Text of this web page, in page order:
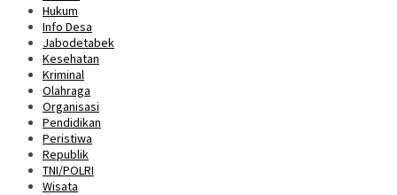
Hukum
Info Desa
Jabodetabek
Kesehatan
Kriminal
Olahraga
Organisasi
Pendidikan
Peristiwa
Republik
TNI/POLRI
Wisata